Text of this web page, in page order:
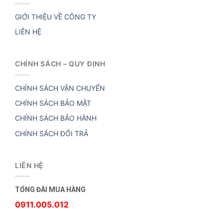
GIỚI THIỆU VỀ CÔNG TY
LIÊN HỆ
CHÍNH SÁCH – QUY ĐỊNH
CHÍNH SÁCH VẬN CHUYỂN
CHÍNH SÁCH BẢO MẬT
CHÍNH SÁCH BẢO HÀNH
CHÍNH SÁCH ĐỔI TRẢ
LIÊN HỆ
TỔNG ĐÀI MUA HÀNG
0911.005.012